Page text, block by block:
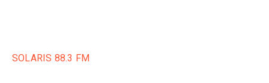
SOLARIS 88.3 FM